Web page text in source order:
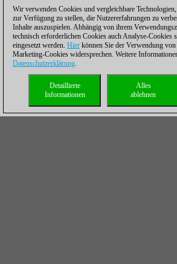
Wir verwenden Cookies und vergleichbare
zur Verfügung zu stellen, die Nutzererfahrungen zu
Inhalte auszuspielen. Abhängig von ihrem
technisch erforderlichen Cookies auch Analyse-Cookies
eingesetzt werden. Hier können Sie der Verwendung
Marketing-Cookies widersprechen. Weitere
Datenschutzerklärung.
Alles
ablehnen
Detaillierte
Informationen